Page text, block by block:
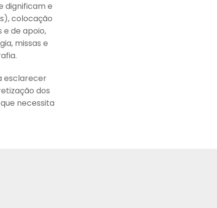
dignificam e
colocação
e de apoio,
missas e
esclarecer
dos
necessita